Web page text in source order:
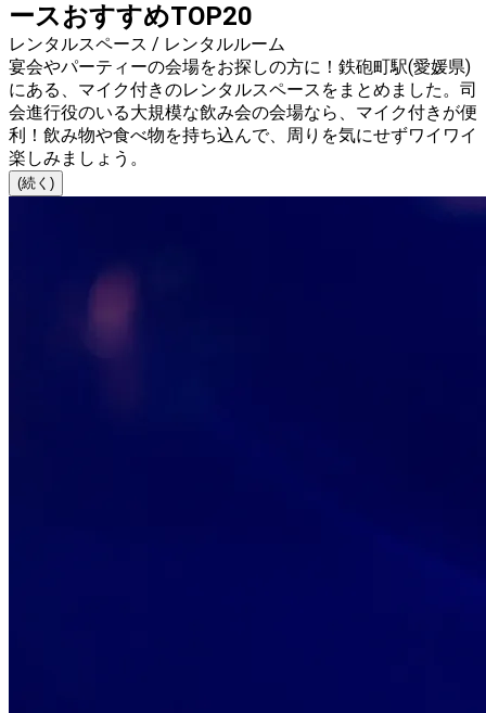
ースおすすめTOP20
レンタルスペース / レンタルルーム
宴会やパーティーの会場をお探しの方に！鉄砲町駅(愛媛県)
にある、マイク付きのレンタルスペースをまとめました。司
会進行役のいる大規模な飲み会の会場なら、マイク付きが便
利！飲み物や食べ物を持ち込んで、周りを気にせずワイワイ
楽しみましょう。
(続く)